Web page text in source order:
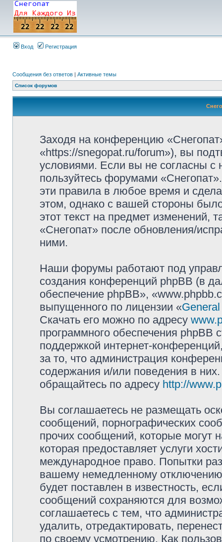
Вход Регистрация
Сообщения без ответов | Активные темы
Список форумов
Заходя на конференцию
«https://snegopat.ru/forum»), вы
условиями. Если вы не согласны с
пользуйтесь форумами
эти правила в любое время и
этом, однако с вашей стороны
этот текст на предмет изменений,
«Снегопат» после обновления/
ними.
Наши форумы работают под
создания конференций phpBB (в
обеспечение phpBB»,
выпущенного по лицензии «
Скачать его можно по адресу
программного обеспечения phpBB
поддержкой интернет-
за то, что администрация
содержания и/или поведения в
обращайтесь по адресу http://
Вы соглашаетесь не размещать
сообщений, порнографических
прочих сообщений, которые могут
которая предоставляет услуги
международное право. Попытки
вашему немедленному
будет поставлен в известность,
сообщений сохраняются для
соглашаетесь с тем, что
удалить, отредактировать,
по своему усмотрению. Как